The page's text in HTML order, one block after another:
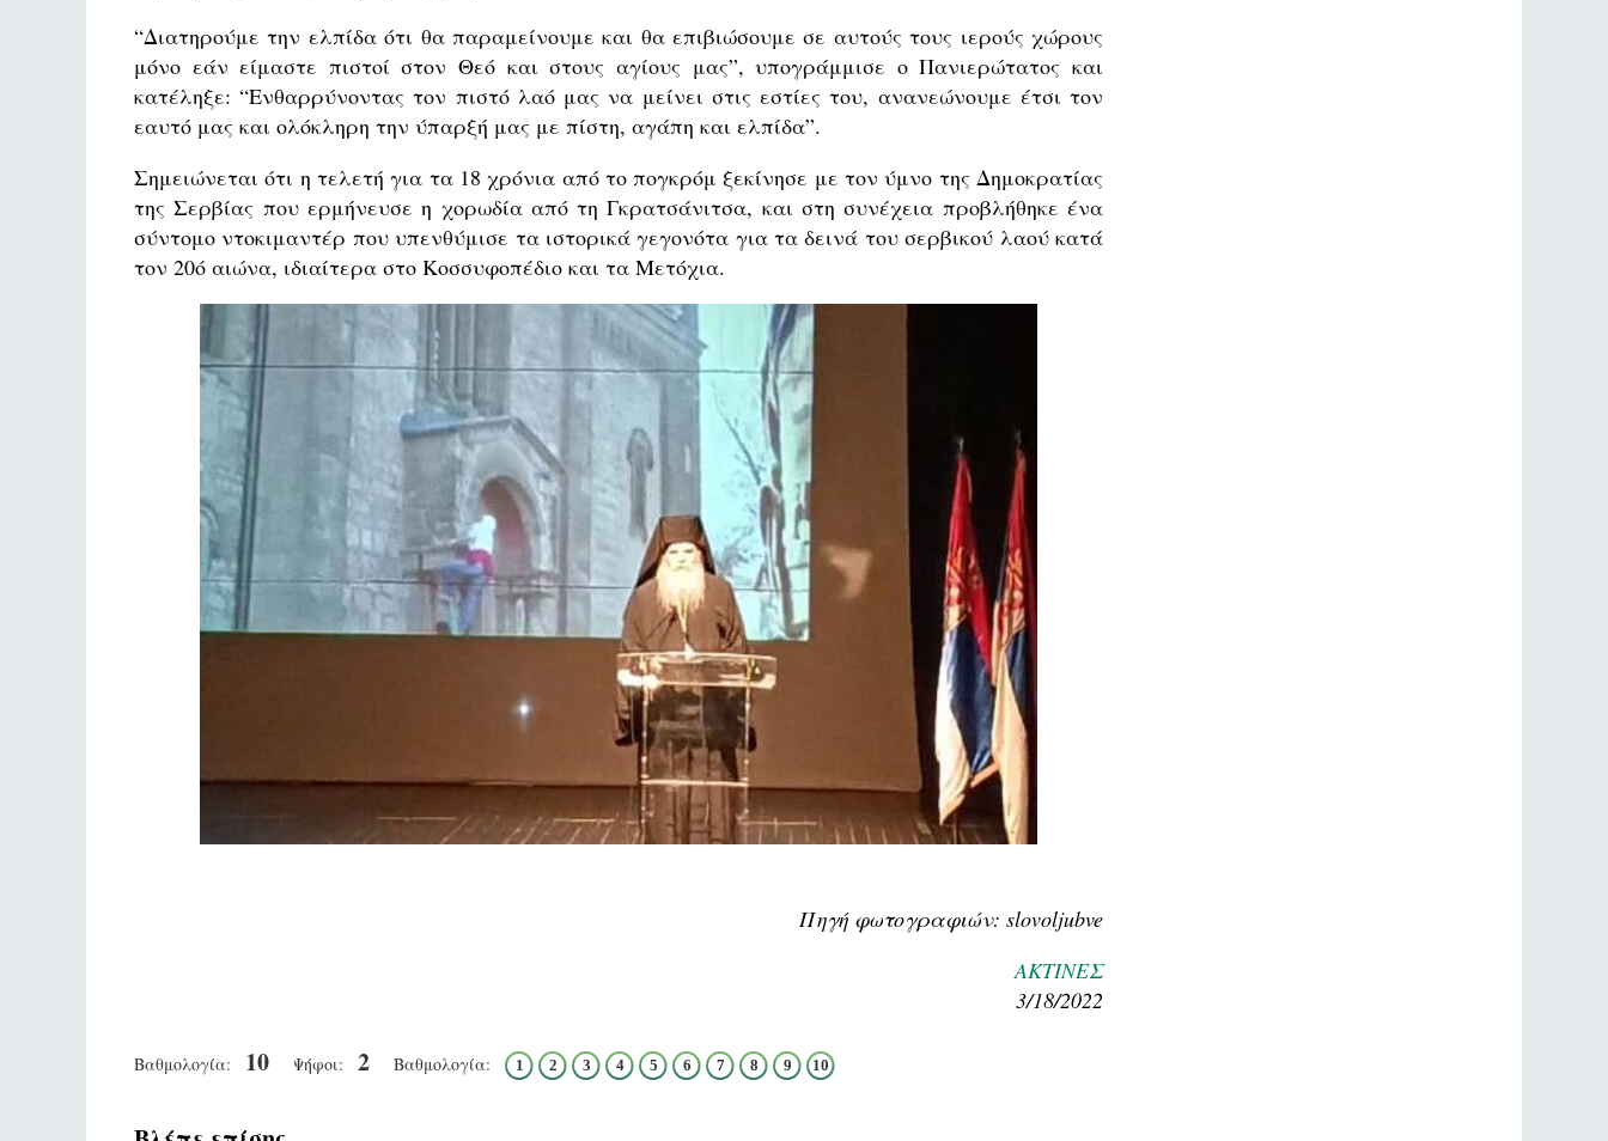
“Διατηρούμε την ελπίδα ότι θα παραμείνουμε και θα επιβιώσουμε σε αυτούς τους ιερούς χώρους
μόνο εάν είμαστε πιστοί στον Θεό και στους αγίους μας”, υπογράμμισε ο Πανιερώτατος και
κατέληξε: “Ενθαρρύνοντας τον πιστό λαό μας να μείνει στις εστίες του, ανανεώνουμε έτσι τον
εαυτό μας και ολόκληρη την ύπαρξή μας με πίστη, αγάπη και ελπίδα”.
Σημειώνεται ότι η τελετή για τα 18 χρόνια από το πογκρόμ ξεκίνησε με τον ύμνο της Δημοκρατίας
της Σερβίας που ερμήνευσε η χορωδία από τη Γκρατσάνιτσα, και στη συνέχεια προβλήθηκε ένα
σύντομο ντοκιμαντέρ που υπενθύμισε τα ιστορικά γεγονότα για τα δεινά του σερβικού λαού κατά
τον 20ό αιώνα, ιδιαίτερα στο Κοσσυφοπέδιο και τα Μετόχια.
Πηγή φωτογραφιών: slovoljubve
ΑΚΤΙΝΕΣ
3/18/2022
Βαθμολογία: 10 Ψήφοι: 2 Βαθμολογία: 1 2 3 4 5 6 7 8 9 10